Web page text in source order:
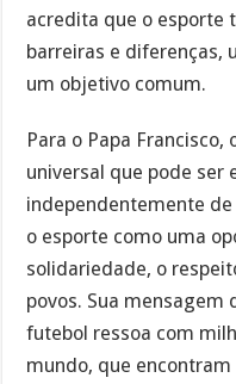
acredita que o esporte
barreiras e diferenças,
um objetivo comum.
Para o Papa
universal que pode ser
independentemente
o esporte como uma
solidariedade, o
povos. Sua mensagem
futebol ressoa com
mundo, que